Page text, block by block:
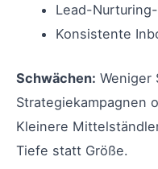
Lead-
Konsistente
Schwächen: Weniger
Strategiekampagnen
Kleinere
Tiefe statt Größe.